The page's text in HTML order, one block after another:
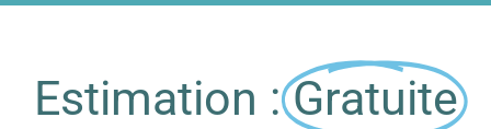
Estimation :Gratuite